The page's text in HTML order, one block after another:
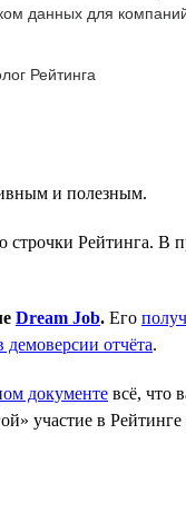
данных для
Рейтинга
и полезным.
Рейтинга. В
Dream Job. Его
демоверсии отчёта.
документе всё, что
участие в